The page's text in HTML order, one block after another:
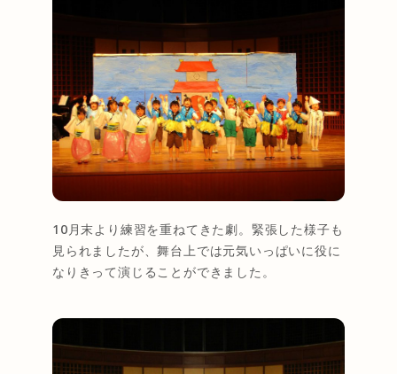
10月末より練習を重ねてきた劇。緊張した様子も
見られましたが、舞台上では元気いっぱいに役に
なりきって演じることができました。